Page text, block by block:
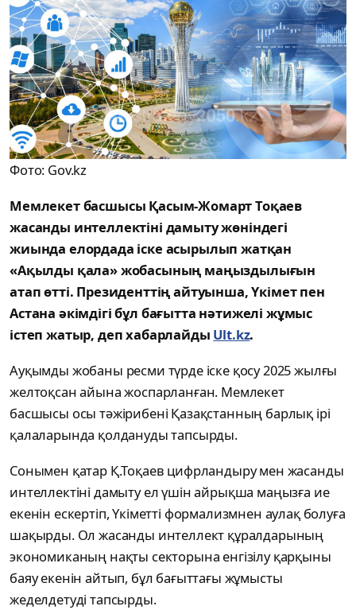
Фото: Gov.kz
Мемлекет басшысы Қасым-Жомарт Тоқаев
жасанды интеллектіні дамыту жөніндегі
жиында елордада іске асырылып жатқан
«Ақылды қала» жобасының маңыздылығын
атап өтті. Президенттің айтуынша, Үкімет пен
Астана әкімдігі бұл бағытта нәтижелі жұмыс
істеп жатыр, деп хабарлайды Ult.kz.
Ауқымды жобаны ресми түрде іске қосу 2025 жылғы
желтоқсан айына жоспарланған. Мемлекет
басшысы осы тәжірибені Қазақстанның барлық ірі
қалаларында қолдануды тапсырды.
Сонымен қатар Қ.Тоқаев цифрландыру мен жасанды
интеллектіні дамыту ел үшін айрықша маңызға ие
екенін ескертіп, Үкіметті формализмнен аулақ болуға
шақырды. Ол жасанды интеллект құралдарының
экономиканың нақты секторына енгізілу қарқыны
баяу екенін айтып, бұл бағыттағы жұмысты
жеделдетуді тапсырды.